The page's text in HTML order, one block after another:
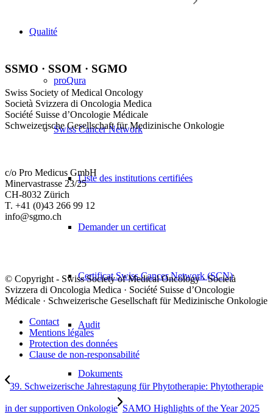
Qualité
proQura
Swiss Cancer Network
Liste des institutions certifiées
Demander un certificat
Certificat Swiss Cancer Network (SCN)
Audit
Dokuments
SSMO · SSOM · SGMO
Swiss Society of Medical Oncology
Società Svizzera di Oncologia Medica
Société Suisse d’Oncologie Médicale
Schweizerische Gesellschaft für Medizinische Onkologie
c/o Pro Medicus GmbH
Minervastrasse 23/25
CH-8032 Zürich
T. +41 (0)43 266 99 12
info@sgmo.ch
© Copyright - Swiss Society of Medical Oncology · Società
Svizzera di Oncologia Medica · Société Suisse d’Oncologie
Médicale · Schweizerische Gesellschaft für Medizinische Onkologie
Contact
Mentions légales
Protection des données
Clause de non-responsabilité
39. Schweizerische Jahrestagung für Phytotherapie: Phytotherapie
in der supportiven Onkologie SAMO Highlights of the Year 2025